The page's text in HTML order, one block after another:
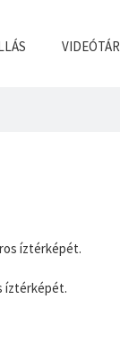
VIDEÓTÁR
íztérképét.